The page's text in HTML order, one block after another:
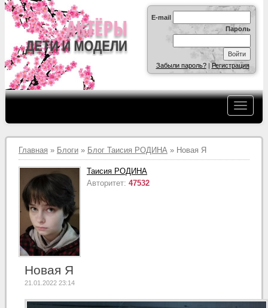
E-mail
Пароль
Забыли пароль?|Регистрация
Главная » Блоги » Блог Таисия РОДИНА » Новая Я
Таисия РОДИНА
Авторитет: 47532
Новая Я
21.01.2022 23:14